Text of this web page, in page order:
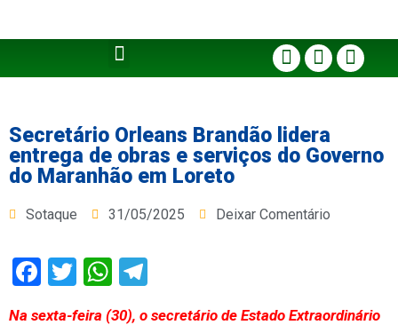
Secretário Orleans Brandão lidera
entrega de obras e serviços do Governo
do Maranhão em Loreto
Sotaque 31/05/2025 Deixar Comentário
Facebook
TwitterWhatsApp
Na sexta-feira (30), o secretário de Estado Extraordinário